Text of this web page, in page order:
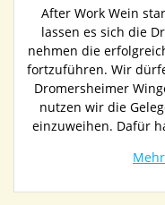
After Work Wein
lassen es sich die
nehmen die
fortzuführen. Wir
Dromersheimer
nutzen wir die
einzuweihen. Dafür